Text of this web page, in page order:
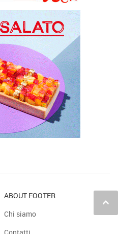
keyboard_arrow_up
ABOUT FOOTER
Chi siamo